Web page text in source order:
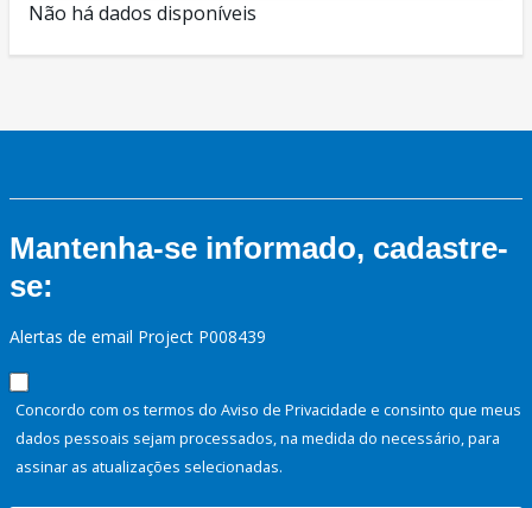
Não há dados disponíveis
Mantenha-se informado, cadastre-
se:
Alertas de email Project P008439
Concordo com os termos do Aviso de Privacidade e consinto que meus
dados pessoais sejam processados, na medida do necessário, para
assinar as atualizações selecionadas.